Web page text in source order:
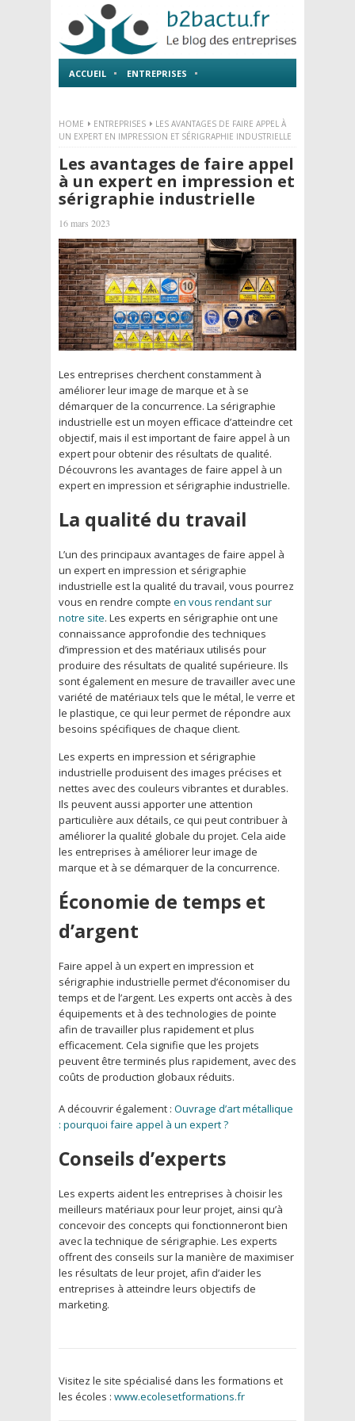
ACCUEIL ENTREPRISES
HOME ENTREPRISES
LES AVANTAGES DE FAIRE APPEL À
UN EXPERT EN IMPRESSION ET SÉRIGRAPHIE INDUSTRIELLE
Les avantages de faire appel
à un expert en impression et
sérigraphie industrielle
16 mars 2023
Les entreprises cherchent constamment à
améliorer leur image de marque et à se
démarquer de la concurrence. La sérigraphie
industrielle est un moyen efficace d’atteindre cet
objectif, mais il est important de faire appel à un
expert pour obtenir des résultats de qualité.
Découvrons les avantages de faire appel à un
expert en impression et sérigraphie industrielle.
La qualité du travail
L’un des principaux avantages de faire appel à
un expert en impression et sérigraphie
industrielle est la qualité du travail, vous pourrez
vous en rendre compte en vous rendant sur
notre site. Les experts en sérigraphie ont une
connaissance approfondie des techniques
d’impression et des matériaux utilisés pour
produire des résultats de qualité supérieure. Ils
sont également en mesure de travailler avec une
variété de matériaux tels que le métal, le verre et
le plastique, ce qui leur permet de répondre aux
besoins spécifiques de chaque client.
Les experts en impression et sérigraphie
industrielle produisent des images précises et
nettes avec des couleurs vibrantes et durables.
Ils peuvent aussi apporter une attention
particulière aux détails, ce qui peut contribuer à
améliorer la qualité globale du projet. Cela aide
les entreprises à améliorer leur image de
marque et à se démarquer de la concurrence.
Économie de temps et
d’argent
Faire appel à un expert en impression et
sérigraphie industrielle permet d’économiser du
temps et de l’argent. Les experts ont accès à des
équipements et à des technologies de pointe
afin de travailler plus rapidement et plus
efficacement. Cela signifie que les projets
peuvent être terminés plus rapidement, avec des
coûts de production globaux réduits.
A découvrir également : Ouvrage d’art métallique
: pourquoi faire appel à un expert ?
Conseils d’experts
Les experts aident les entreprises à choisir les
meilleurs matériaux pour leur projet, ainsi qu’à
concevoir des concepts qui fonctionneront bien
avec la technique de sérigraphie. Les experts
offrent des conseils sur la manière de maximiser
les résultats de leur projet, afin d’aider les
entreprises à atteindre leurs objectifs de
marketing.
Visitez le site spécialisé dans les formations et
les écoles : www.ecolesetformations.fr